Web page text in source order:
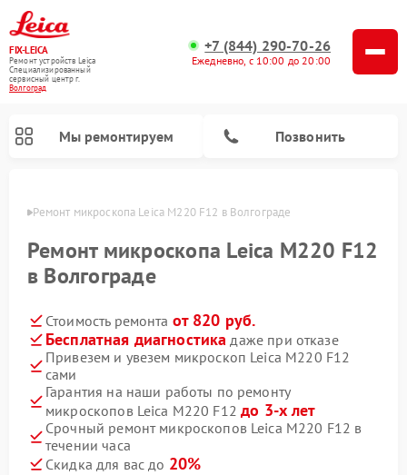
FIX-LEICA
Ремонт устройств Leica
Специализированный
cервисный центр г.
Волгоград
+7 (844) 290-70-26
Ежедневно, с 10:00 до 20:00
Мы ремонтируем Позвонить
Ремонт микроскопа Leica M220 F12 в Волгограде
Ремонт микроскопа Leica M220 F12
в Волгограде
Стоимость ремонта от 820 руб.
Бесплатная диагностика даже при отказе
Привезем и увезем микроскоп Leica M220 F12
сами
Гарантия на наши работы по ремонту
микроскопов Leica M220 F12до 3-х лет
Срочный ремонт микроскопов Leica M220 F12 в
течении часа
Скидка для вас до 20%